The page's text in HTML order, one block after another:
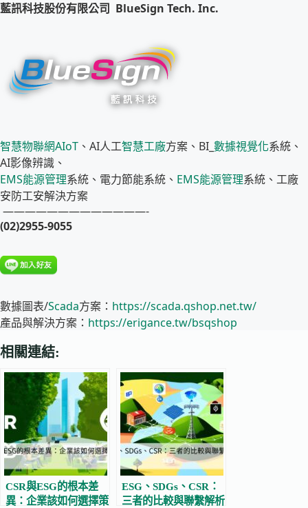
藍訊科技股份有限公司 BlueSign Tech. Inc.
智慧物聯網AIoT 、AI人工智慧工廠方案、BI_ 數據視覺化系統、
AI影像辨識、
EMS能源管理系統、電力節能系統、 EMS能源管理系統、工廠
安防工安解決方案
—————————————-
(02)2955-9055
數據圖表/Scada方案： https://scada.qshop.net.tw/
產品與解決方案： https://erigance.tw/bsqshop
相關連結:
CSR與ESG的根本差
異：企業該如何選擇策
ESG、SDGs、CSR：
三者的比較與聯繫解析